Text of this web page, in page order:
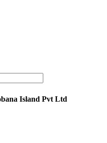
Island Pvt Ltd